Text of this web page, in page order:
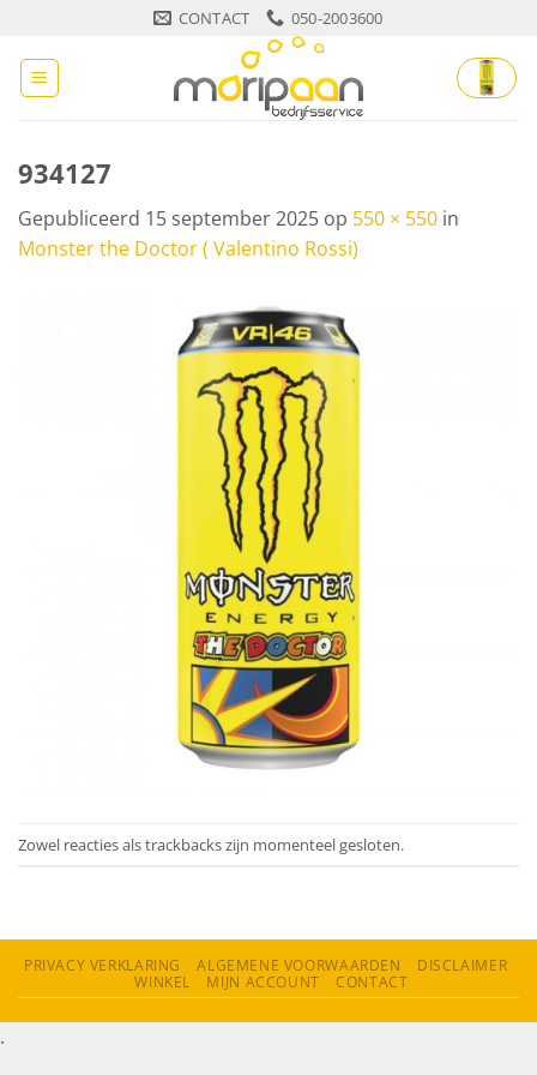
inhoud
CONTACT 050-2003600
934127
Gepubliceerd 15 september 2025 op 550 × 550 in
Monster the Doctor ( Valentino Rossi)
Zowel reacties als trackbacks zijn momenteel gesloten.
PRIVACY VERKLARING ALGEMENE VOORWAARDEN
DISCLAIMER
WINKEL
MIJN ACCOUNT CONTACT